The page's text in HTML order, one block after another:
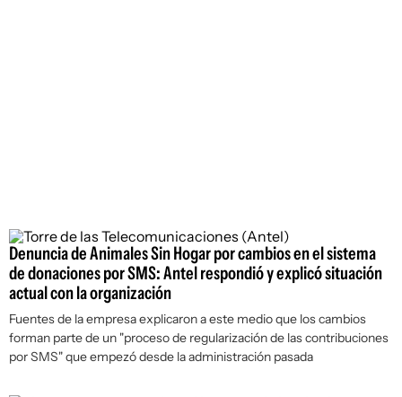
Denuncia de Animales Sin Hogar por cambios en el sistema
de donaciones por SMS: Antel respondió y explicó situación
actual con la organización
Fuentes de la empresa explicaron a este medio que los cambios
forman parte de un "proceso de regularización de las contribuciones
por SMS" que empezó desde la administración pasada